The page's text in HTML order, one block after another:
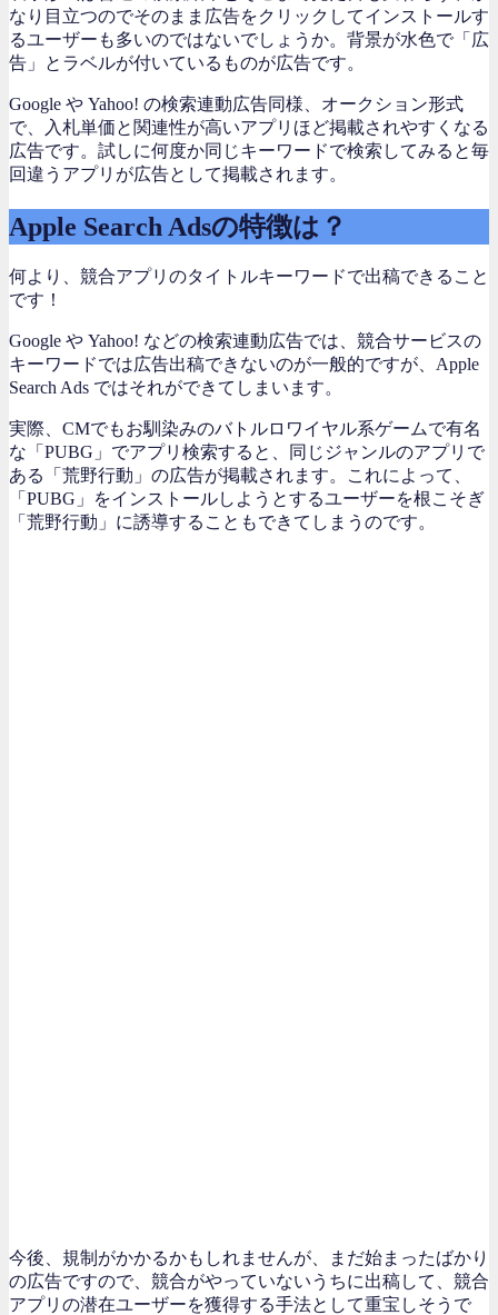
なり目立つのでそのまま広告をクリックしてインストールす
るユーザーも多いのではないでしょうか。背景が水色で「広
告」とラベルが付いているものが広告です。
Google や Yahoo! の検索連動広告同様、オークション形式
で、入札単価と関連性が高いアプリほど掲載されやすくなる
広告です。試しに何度か同じキーワードで検索してみると毎
回違うアプリが広告として掲載されます。
Apple Search Adsの特徴は？
何より、競合アプリのタイトルキーワードで出稿できること
です！
Google や Yahoo! などの検索連動広告では、競合サービスの
キーワードでは広告出稿できないのが一般的ですが、Apple
Search Ads ではそれができてしまいます。
実際、CMでもお馴染みのバトルロワイヤル系ゲームで有名
な「PUBG」でアプリ検索すると、同じジャンルのアプリで
ある「荒野行動」の広告が掲載されます。これによって、
「PUBG」をインストールしようとするユーザーを根こそぎ
「荒野行動」に誘導することもできてしまうのです。
今後、規制がかかるかもしれませんが、まだ始まったばかり
の広告ですので、競合がやっていないうちに出稿して、競合
アプリの潜在ユーザーを獲得する手法として重宝しそうで